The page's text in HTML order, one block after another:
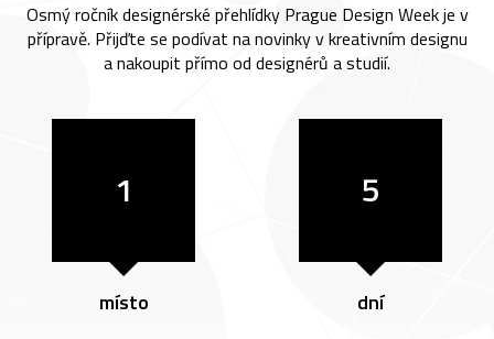
Osmý ročník designérské přehlídky Prague Design Week je v
přípravě. Přijďte se podívat na novinky v kreativním designu
a nakoupit přímo od designérů a studií.
1
místo
5
dní